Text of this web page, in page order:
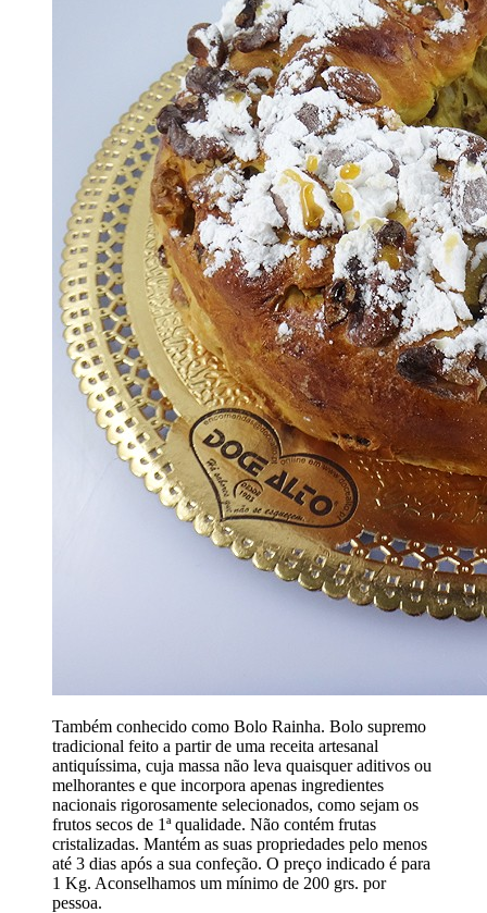
Também conhecido como Bolo Rainha. Bolo supremo
tradicional feito a partir de uma receita artesanal
antiquíssima, cuja massa não leva quaisquer aditivos ou
melhorantes e que incorpora apenas ingredientes
nacionais rigorosamente selecionados, como sejam os
frutos secos de 1ª qualidade. Não contém frutas
cristalizadas. Mantém as suas propriedades pelo menos
até 3 dias após a sua confeção. O preço indicado é para
1 Kg. Aconselhamos um mínimo de 200 grs. por
pessoa.